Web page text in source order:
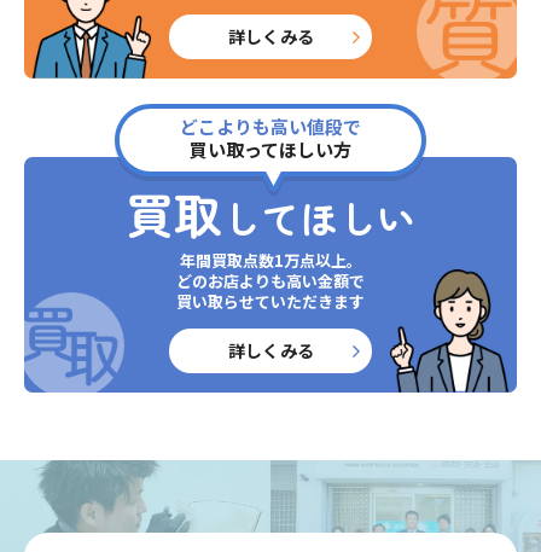
詳しくみる
どこよりも高い値段で
買い取ってほしい方
買取 してほしい
年間買取点数1万点以上。
どのお店よりも高い金額で
買い取らせていただきます
詳しくみる